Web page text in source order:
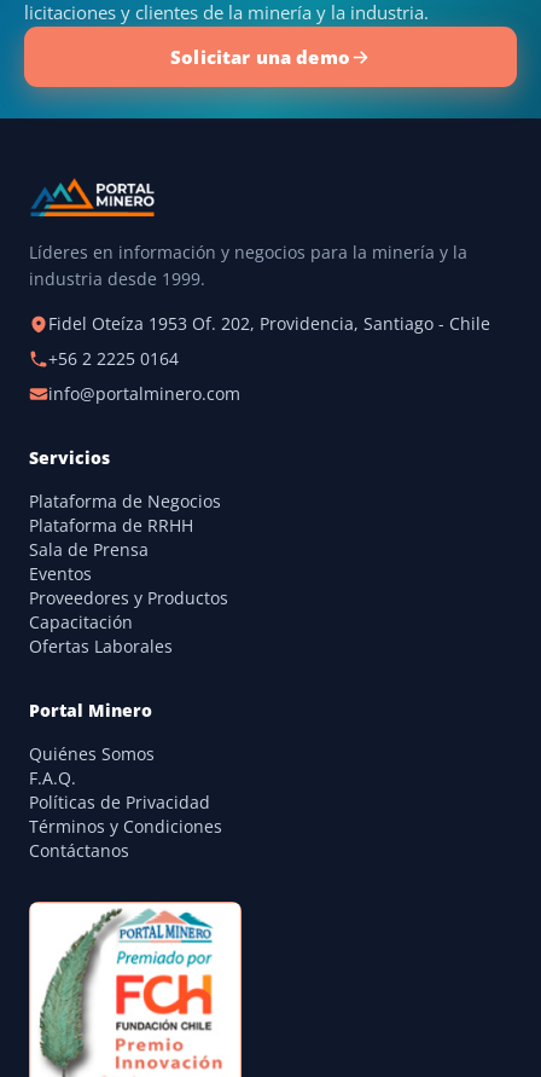
licitaciones y clientes de la minería y la industria.
Solicitar una demo
Líderes en información y negocios para la minería y la
industria desde 1999.
Fidel Oteíza 1953 Of. 202, Providencia, Santiago - Chile
+56 2 2225 0164
info@portalminero.com
Servicios
Plataforma de Negocios
Plataforma de RRHH
Sala de Prensa
Eventos
Proveedores y Productos
Capacitación
Ofertas Laborales
Portal Minero
Quiénes Somos
F.A.Q.
Políticas de Privacidad
Términos y Condiciones
Contáctanos